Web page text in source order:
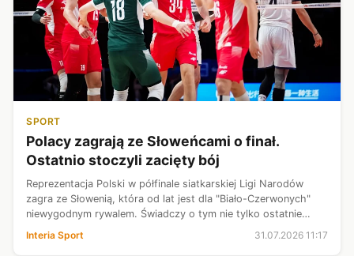
SPORT
Polacy zagrają ze Słoweńcami o finał.
Ostatnio stoczyli zacięty bój
Reprezentacja Polski w półfinale siatkarskiej Ligi Narodów
zagra ze Słowenią, która od lat jest dla "Biało-Czerwonych"
niewygodnym rywalem. Świadczy o tym nie tylko ostatnie
breakiem, ale także ...
Interia Sport 31.07.2026 11:17